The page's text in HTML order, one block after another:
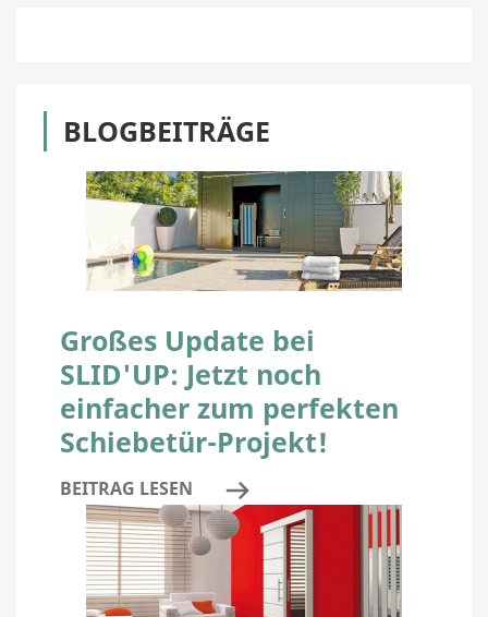
BLOGBEITRÄGE
Großes Update bei
SLID'UP: Jetzt noch
einfacher zum perfekten
Schiebetür-Projekt!
BEITRAG LESEN